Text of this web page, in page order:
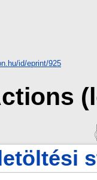
id/eprint/925